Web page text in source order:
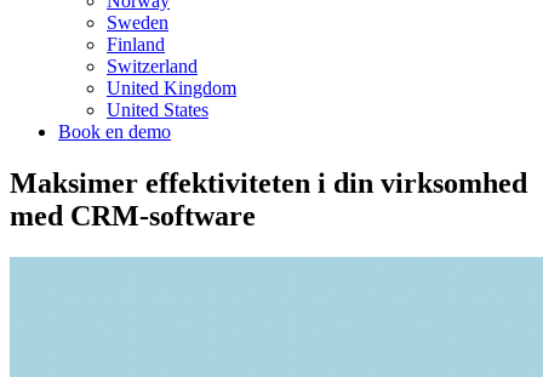
Sweden
Finland
Switzerland
United Kingdom
United States
Book en demo
Maksimer effektiviteten i din virksomhed
med CRM-software